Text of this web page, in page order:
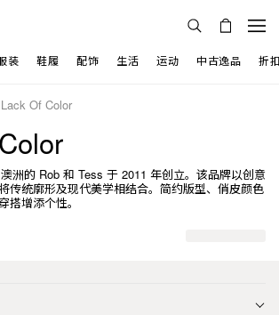
装 鞋履 配饰 生活 运动 中古逸品 折
Lack Of Color
洲的 Rob 和 Tess 于 2011 年创立。该品牌以创意
传统廓形及现代美学相结合。简约版型、俏皮颜色
搭增添个性。